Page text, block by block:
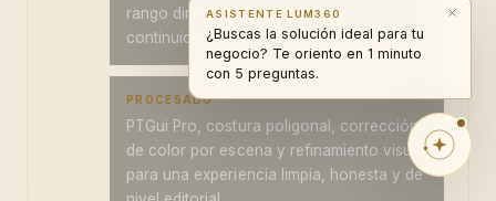
rango dinámico, textura real y
continuidad espacial.
PROCESADO
PTGui Pro, costura poligonal, corrección
de color por escena y refinamiento visual
para una experiencia limpia, honesta y de
ASISTENTE LUM360
¿Buscas la solución ideal para tu
negocio? Te oriento en 1 minuto
con 5 preguntas.